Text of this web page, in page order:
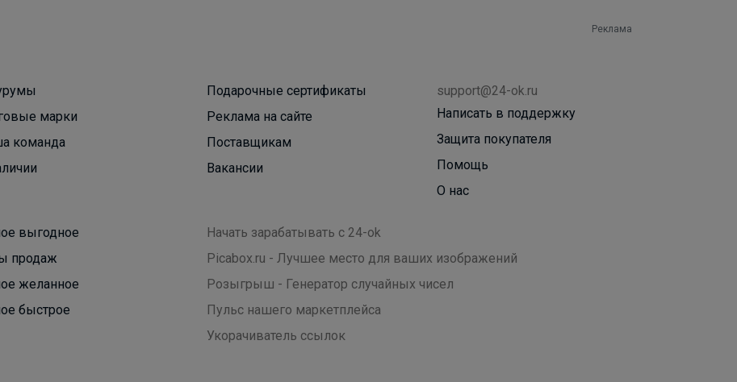
Реклама
марки
команда
Подарочные сертификаты
Реклама на сайте
Поставщикам
Вакансии
support@24-ok.ru
Написать в поддержку
Защита покупателя
Помощь
О нас
выгодное
продаж
желанное
быстрое
Начать зарабатывать с 24-ok
Picabox.ru - Лучшее место для ваших изображений
Розыгрыш - Генератор случайных чисел
Пульс нашего маркетплейса
Укорачиватель ссылок
TYAGI Полуботинки для девочек, легкие,
дышащие - идеальный вариант на сменку